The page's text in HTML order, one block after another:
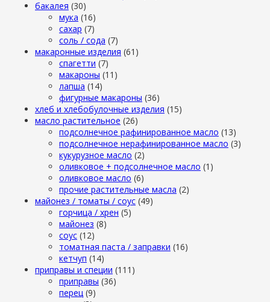
бакалея (30)
мука (16)
сахар (7)
cоль / cода (7)
макаронные изделия (61)
cпагетти (7)
макароны (11)
лапша (14)
фигурные макароны (36)
хлеб и хлебобулочные изделия (15)
масло растительное (26)
подсолнечное рафинированное масло (13)
подсолнечное нерафинированное масло (3)
кукурузное масло (2)
оливковое + подсолнечное масло (1)
оливковое масло (6)
прочие растительные масла (2)
майонез / томаты / соус (49)
горчица / хрен (5)
майонез (8)
соус (12)
томатная паста / заправки (16)
кетчуп (14)
приправы и специи (111)
приправы (36)
перец (9)